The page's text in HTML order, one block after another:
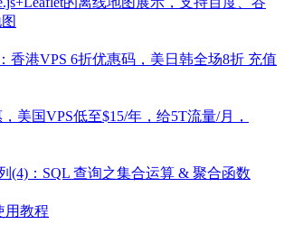
香港VPS 6折优惠码，美日韩全场8折 充值
美国VPS低至$15/年，给5T流量/月，
(4)：SQL 查询之集合运算 & 聚合函数
用教程